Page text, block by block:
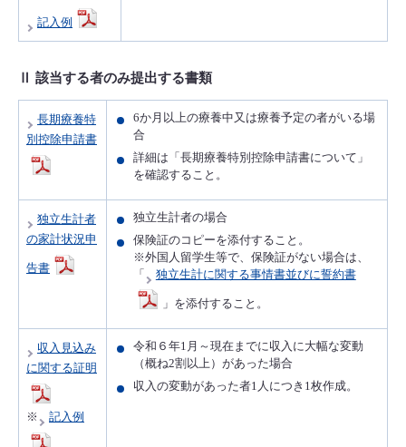
記入例
Ⅱ 該当する者のみ提出する書類
長期療養特
別控除申請書
6か月以上の療養中又は療養予定の者がいる場
合
詳細は「長期療養特別控除申請書について」
を確認すること。
独立生計者
の家計状況申
告書
独立生計者の場合
保険証のコピーを添付すること。
※外国人留学生等で、保険証がない場合は、
「
独立生計に関する事情書並びに誓約書
」を添付すること。
収入見込み
に関する証明
※ 記入例
令和６年1月～現在までに収入に大幅な変動
（概ね2割以上）があった場合
収入の変動があった者1人につき1枚作成。